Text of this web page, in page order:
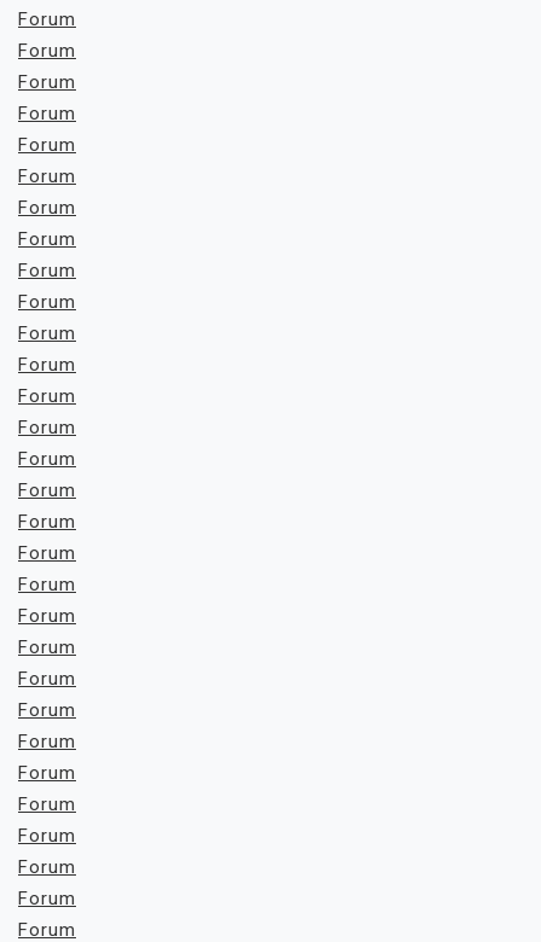
Forum
Forum
Forum
Forum
Forum
Forum
Forum
Forum
Forum
Forum
Forum
Forum
Forum
Forum
Forum
Forum
Forum
Forum
Forum
Forum
Forum
Forum
Forum
Forum
Forum
Forum
Forum
Forum
Forum
Forum